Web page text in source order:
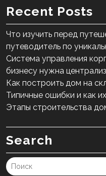
Recent Posts
Что изучить перед
путеводитель по
Система управления
бизнесу нужна
Как построить дом на
Типичные ошибки и как
Этапы строительства
Search